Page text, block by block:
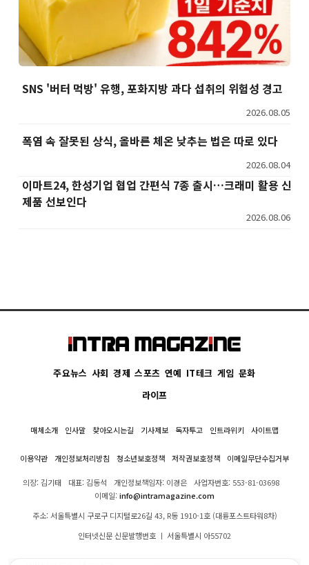
SNS '버터 먹방' 유행, 포화지방 과다 섭취의 위험성 경고
2026.08.05
폭염 속 잘못된 상식, 올바른 체온 낮추는 법은 따로 있다
2026.08.04
이마트24, 한성기업 협업 간편식 7종 출시…크래미 활용 신
제품 선보인다
2026.08.06
주요뉴스 사회 경제 스포츠 연예 IT테크 게임 문화
라이프
매체소개 인사말 찾아오시는길 기사제보 독자투고 인트라위키 사이트맵
이용약관 개인정보처리방침 청소년보호정책 저작권보호정책 이메일무단수집거부
의장: 김기태 대표: 김동석 개인정보책임자: 이경은
사업자번호: 553-81-03698
이메일:info@intramagazine.com
주소: 서울특별시 구로구 디지털로26길 43, R동 1910-1호 (대륭포스트타워8차)
인터넷신문 신문발행번호 ㅣ 서울특별시 아55702